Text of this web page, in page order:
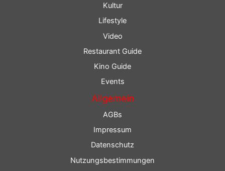
Kultur
Lifestyle
Video
Restaurant Guide
Kino Guide
Events
Allgemein
AGBs
Impressum
Datenschutz
Nutzungsbestimmungen